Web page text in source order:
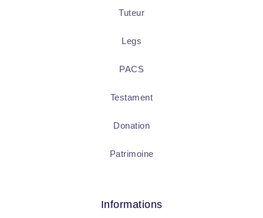
Tuteur
Legs
PACS
Testament
Donation
Patrimoine
Informations